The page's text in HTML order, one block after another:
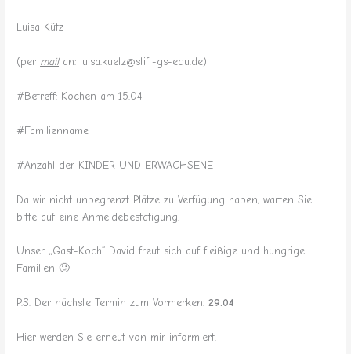
Luisa Kütz
(per mailan: luisa.kuetz@stift-gs-edu.de)
#Betreff: Kochen am 15.04
#Familienname
#Anzahl der KINDER UND ERWACHSENE
Da wir nicht unbegrenzt Plätze zu Verfügung haben, warten Sie
bitte auf eine Anmeldebestätigung.
Unser „Gast-Koch“ David freut sich auf fleißige und hungrige
Familien 🙂
P.S. Der nächste Termin zum Vormerken:29.04
Hier werden Sie erneut von mir informiert.